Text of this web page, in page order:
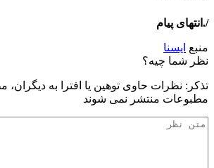
/.انتهای پیام
منبع ایسنا
نظر شما چیه؟
تذكر: نظرات حاوی توهين يا افترا به ديگران،
مطبوعات منتشر نمی شوند